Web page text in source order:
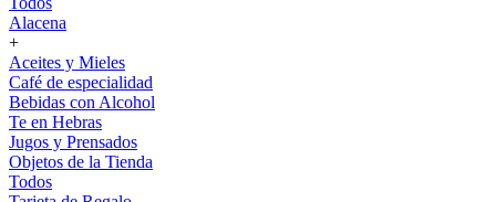
Alacena
+
Aceites y Mieles
Café de especialidad
Bebidas con Alcohol
Te en Hebras
Jugos y Prensados
Objetos de la Tienda
Todos